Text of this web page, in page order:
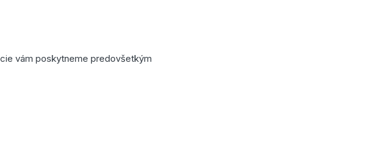
vám poskytneme predovšetkým